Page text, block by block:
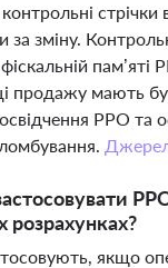
стрічки
за зміну.
продажу мають
РРО та
розрахунках?
якщо